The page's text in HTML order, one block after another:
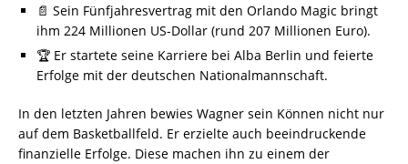
📄 Sein Fünfjahresvertrag mit den Orlando Magic bringt
ihm 224 Millionen US-Dollar (rund 207 Millionen Euro).
🏆 Er startete seine Karriere bei Alba Berlin und feierte
Erfolge mit der deutschen Nationalmannschaft.
In den letzten Jahren bewies Wagner sein Können nicht nur
auf dem Basketballfeld. Er erzielte auch beeindruckende
finanzielle Erfolge. Diese machen ihn zu einem der